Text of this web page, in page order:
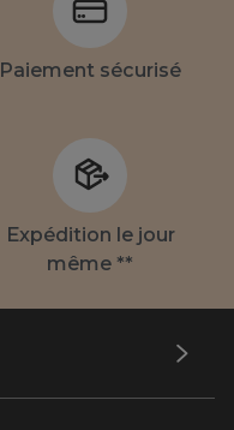
Paiement sécurisé
Expédition le jour
même **